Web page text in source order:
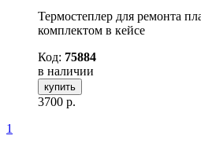
Термостеплер для ремонта
комплектом в кейсе
Код: 75884
в наличии
купить
3700 р.
1